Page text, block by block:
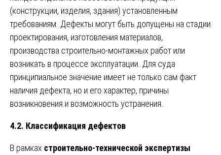
(конструкции, изделия, здания) установленным
требованиям. Дефекты могут быть допущены на стадии
проектирования, изготовления материалов,
производства строительно-монтажных работ или
возникать в процессе эксплуатации. Для суда
принципиальное значение имеет не только сам факт
наличия дефекта, но и его характер, причины
возникновения и возможность устранения.
4.2. Классификация дефектов
В рамках строительно-технической экспертизы